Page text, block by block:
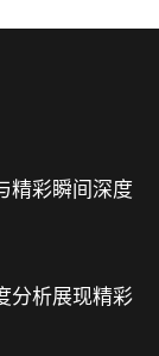
精彩瞬间深度
分析展现精彩